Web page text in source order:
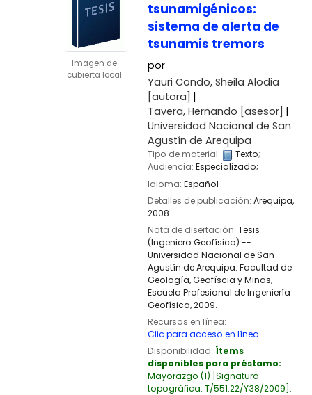
Imagen de
cubierta local
tsunamigénicos:
sistema de alerta de
tsunamis tremors
por
Yauri Condo, Sheila Alodia
[autora]
Tavera, Hernando [asesor]
Universidad Nacional de San
Agustín de Arequipa
Tipo de material: Texto;
Audiencia: Especializado;
Idioma: Español
Detalles de publicación: Arequipa,
2008
Nota de disertación: Tesis
(Ingeniero Geofísico) --
Universidad Nacional de San
Agustín de Arequipa. Facultad de
Geología, Geofíscia y Minas,
Escuela Profesional de Ingeniería
Geofísica, 2009.
Recursos en línea:
Clic para acceso en línea
Disponibilidad: Ítems
disponibles para préstamo:
Mayorazgo (1) Signatura
topográfica: T/551.22/Y38/2009 .